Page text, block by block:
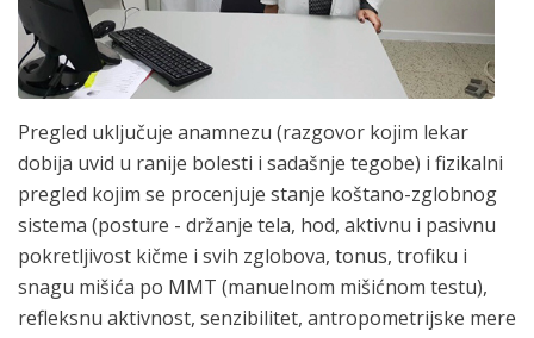
Pregled uključuje anamnezu (razgovor kojim lekar
dobija uvid u ranije bolesti i sadašnje tegobe) i fizikalni
pregled kojim se procenjuje stanje koštano-zglobnog
sistema (posture - držanje tela, hod, aktivnu i pasivnu
pokretljivost kičme i svih zglobova, tonus, trofiku i
snagu mišića po MMT (manuelnom mišićnom testu),
refleksnu aktivnost, senzibilitet, antropometrijske mere